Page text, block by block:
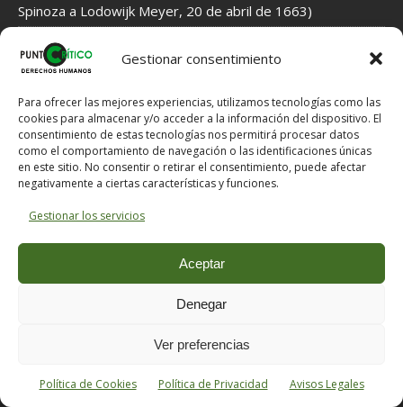
Gestionar consentimiento
Para ofrecer las mejores experiencias, utilizamos tecnologías como las
cookies para almacenar y/o acceder a la información del dispositivo. El
consentimiento de estas tecnologías nos permitirá procesar datos
como el comportamiento de navegación o las identificaciones únicas
en este sitio. No consentir o retirar el consentimiento, puede afectar
negativamente a ciertas características y funciones.
Gestionar los servicios
Aceptar
Denegar
Ver preferencias
Política de Cookies Política de Privacidad Avisos Legales
Spinoza a Lodowijk Meyer, 20 de abril de 1663)
COMENTARIOS RECIENTES
CHUS EN
LAS LEYES FUNDAMENTALES DE
LA ESTUPIDEZ HUMANA, por Carlo M.
Cipolla
FUNDAMENTALES DE LA ESTUPIDEZ
HUMANA, por Carlo M. Cipolla
EL MOVIMIENTO NACIONAL: LA
ESPAÑOL FRANQUISTA, por Luís Aurelio González Prieto,